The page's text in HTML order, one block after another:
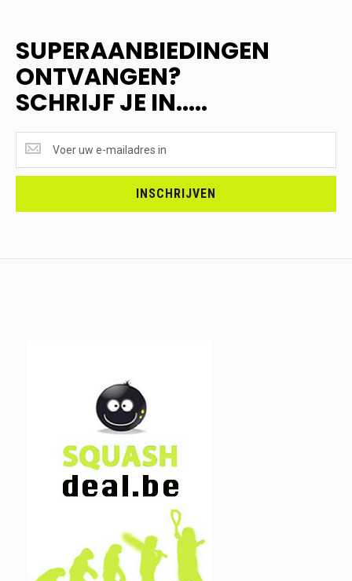
SUPERAANBIEDINGEN
ONTVANGEN?
SCHRIJF JE IN.....
ONTVANGEN?
<br>SCHRIJF
INSCHRIJVEN